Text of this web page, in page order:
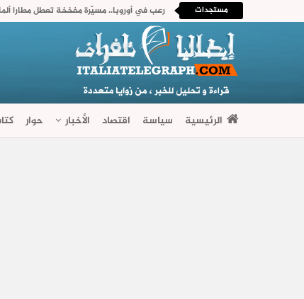
مستجدات رعب في أوروبا.. مسيّرة مفخخة تعطل مطارا
الرئيسية سياسة اقتصاد الأخبار حوار